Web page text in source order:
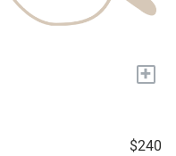
+
$240